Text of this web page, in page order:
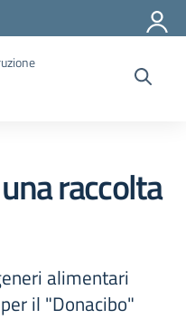
raccolta
alimentari
il "Donacibo"